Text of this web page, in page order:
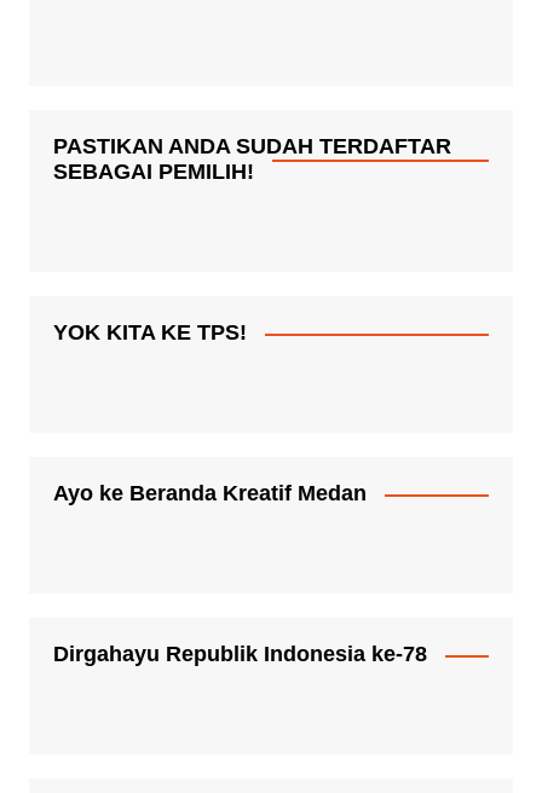
PASTIKAN ANDA SUDAH TERDAFTAR
SEBAGAI PEMILIH!
YOK KITA KE TPS!
Ayo ke Beranda Kreatif Medan
Dirgahayu Republik Indonesia ke-78